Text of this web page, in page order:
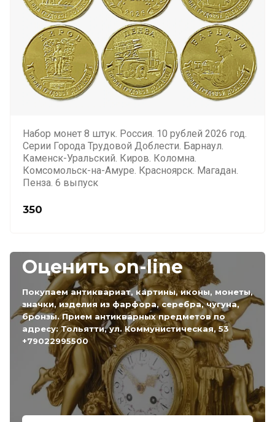
Набор монет 8 штук. Россия. 10 рублей 2026 год.
Серии Города Трудовой Доблести. Барнаул.
Каменск-Уральский. Киров. Коломна.
Комсомольск-на-Амуре. Красноярск. Магадан.
Пенза. 6 выпуск
350
Оценить on-line
Покупаем антиквариат, картины, иконы, монеты,
значки, изделия из фарфора, серебра, чугуна,
бронзы. Прием антикварных предметов по
адресу: Тольятти, ул. Коммунистическая, 53
+79022995500